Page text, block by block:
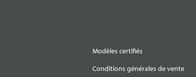
Modèles certifiés
Conditions générales de vente